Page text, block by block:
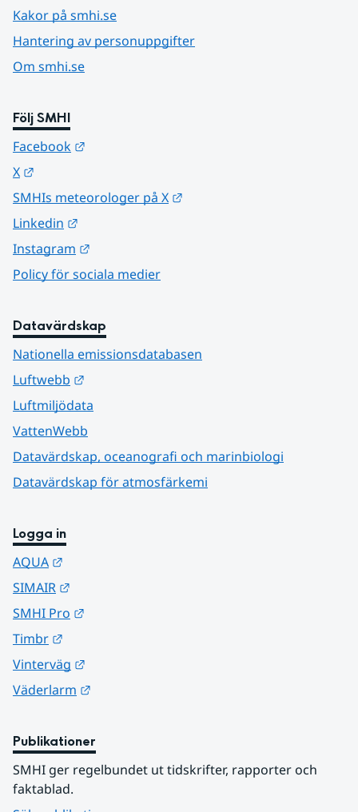
Kakor på smhi.se
Hantering av personuppgifter
Om smhi.se
Följ SMHI
Facebook
X
SMHIs meteorologer på X
Linkedin
Instagram
Policy för sociala medier
Datavärdskap
Nationella emissionsdatabasen
Luftwebb
Luftmiljödata
VattenWebb
Datavärdskap, oceanografi och marinbiologi
Datavärdskap för atmosfärkemi
Logga in
AQUA
SIMAIR
SMHI Pro
Timbr
Vinterväg
Väderlarm
Publikationer
SMHI ger regelbundet ut tidskrifter, rapporter och
faktablad.